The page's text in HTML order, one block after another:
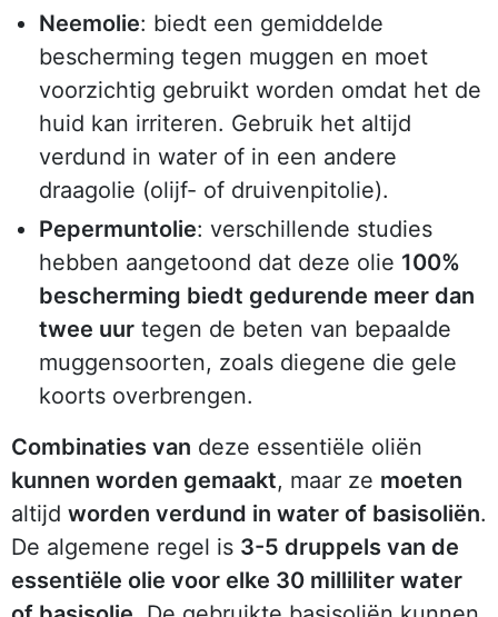
Neemolie: biedt een gemiddelde
bescherming tegen muggen en moet
voorzichtig gebruikt worden omdat het de
huid kan irriteren. Gebruik het altijd
verdund in water of in een andere
draagolie (olijf- of druivenpitolie).
Pepermuntolie: verschillende studies
hebben aangetoond dat deze olie 100%
bescherming biedt gedurende meer dan
twee uur tegen de beten van bepaalde
muggensoorten, zoals diegene die gele
koorts overbrengen.
Combinaties van deze essentiële oliën
kunnen worden gemaakt, maar ze moeten
altijd worden verdund in water of basisoliën.
De algemene regel is 3-5 druppels van de
essentiële olie voor elke 30 milliliter water